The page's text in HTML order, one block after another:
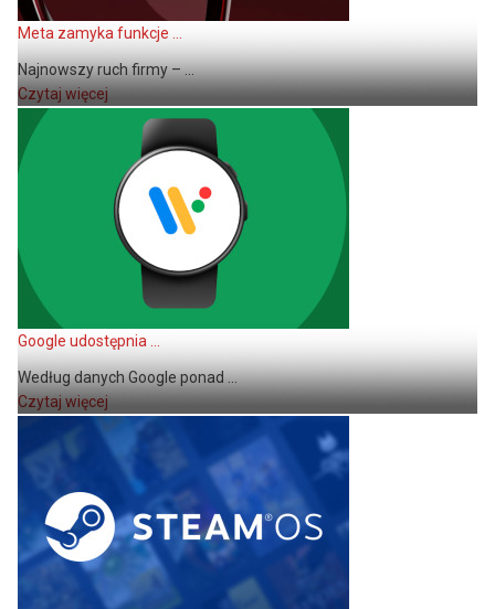
Meta zamyka funkcje ...
Najnowszy ruch firmy – ...
Czytaj więcej
Google udostępnia ...
Według danych Google ponad ...
Czytaj więcej